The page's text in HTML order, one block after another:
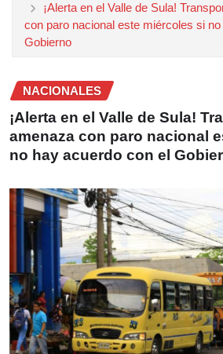
¡Alerta en el Valle de Sula!
con paro nacional este miércoles si
Gobierno
NACIONALES
¡Alerta en el Valle de Sula!
amenaza con paro nacional
no hay acuerdo con el